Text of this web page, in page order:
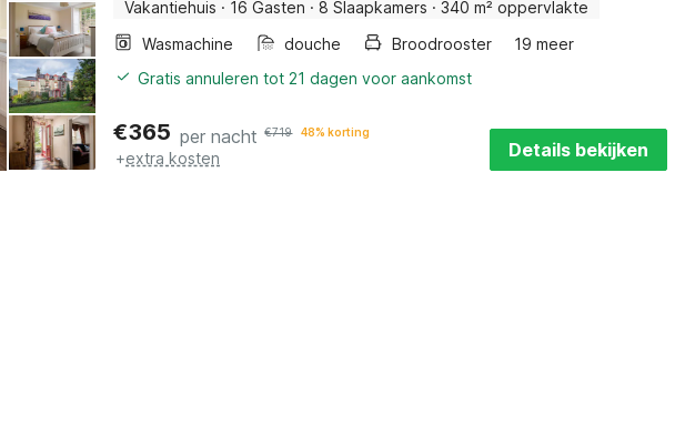
Vakantiehuis · 16 Gasten · 8 Slaapkamers · 340 m² oppervlakte
Wasmachine
douche Broodrooster
19 meer
Gratis annuleren tot 21 dagen voor aankomst
€365 per nacht €719 48% korting
+extra kosten Details bekijken